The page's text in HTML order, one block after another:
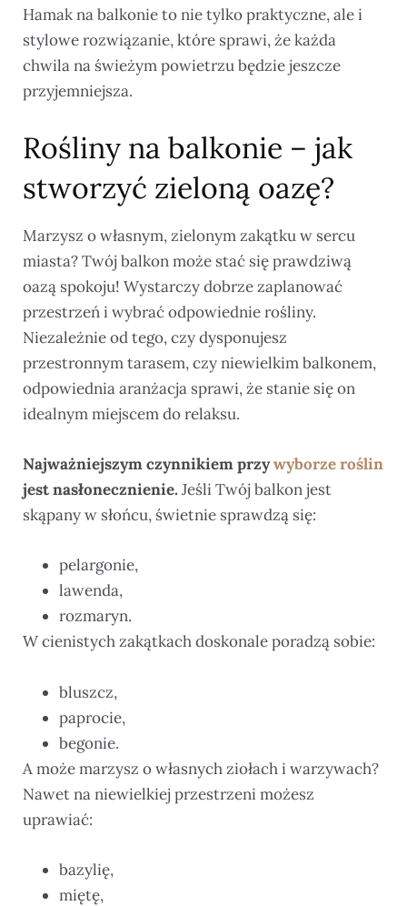
Hamak na balkonie to nie tylko praktyczne, ale i
stylowe rozwiązanie, które sprawi, że każda
chwila na świeżym powietrzu będzie jeszcze
przyjemniejsza.
Rośliny na balkonie – jak
stworzyć zieloną oazę?
Marzysz o własnym, zielonym zakątku w sercu
miasta? Twój balkon może stać się prawdziwą
oazą spokoju! Wystarczy dobrze zaplanować
przestrzeń i wybrać odpowiednie rośliny.
Niezależnie od tego, czy dysponujesz
przestronnym tarasem, czy niewielkim balkonem,
odpowiednia aranżacja sprawi, że stanie się on
idealnym miejscem do relaksu.
Najważniejszym czynnikiem przywyborze roślin
jest nasłonecznienie. Jeśli Twój balkon jest
skąpany w słońcu, świetnie sprawdzą się:
pelargonie,
lawenda,
rozmaryn.
W cienistych zakątkach doskonale poradzą sobie:
bluszcz,
paprocie,
begonie.
A może marzysz o własnych ziołach i warzywach?
Nawet na niewielkiej przestrzeni możesz
uprawiać:
bazylię,
miętę,